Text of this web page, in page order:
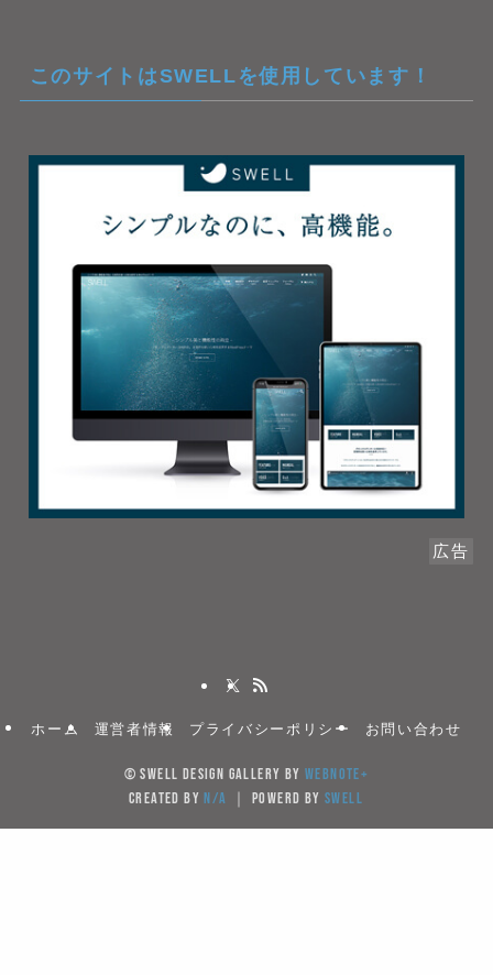
このサイトはSWELLを使用しています！
広告
ホーム 運営者情報 プライバシーポリシー お問い合わせ
© SWELL DESIGN GALLERY byWebNote+
created byN/A ｜ powerd by SWELL